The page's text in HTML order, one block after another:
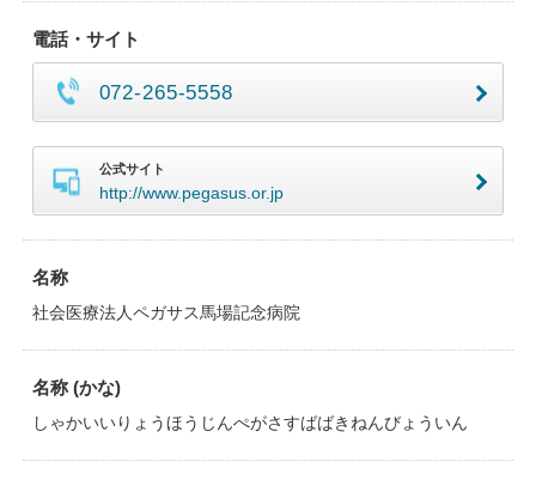
電話・サイト
072-265-5558
公式サイト
http://www.pegasus.or.jp
名称
社会医療法人ペガサス馬場記念病院
名称 (かな)
しゃかいいりょうほうじんぺがさすばばきねんびょういん